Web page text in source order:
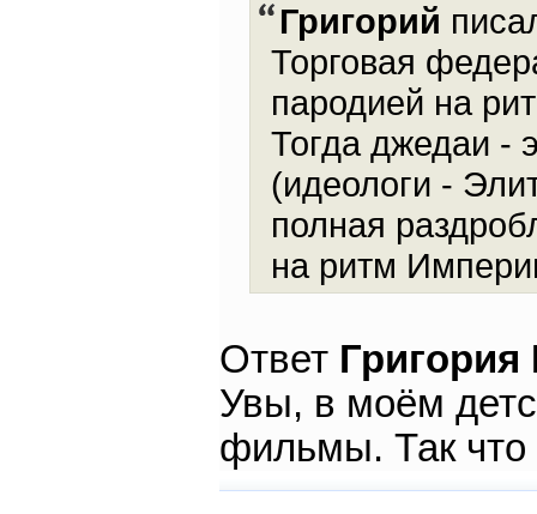
Григорий
Торговая
пародией на
Тогда джедаи -
(идеологи -
полная
на ритм
Ответ
Увы, в моём
фильмы. Так что